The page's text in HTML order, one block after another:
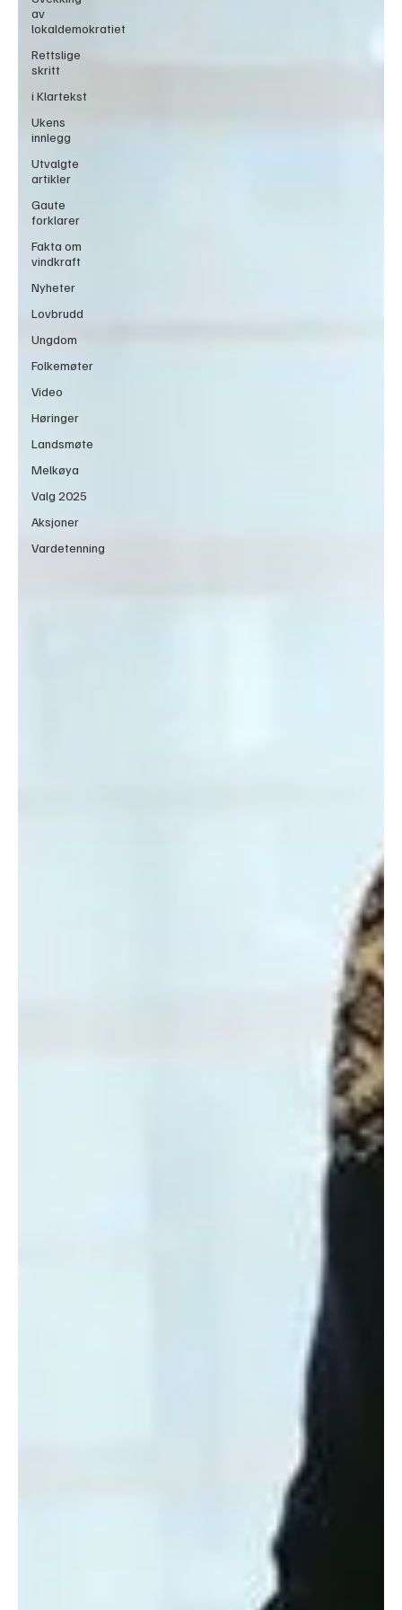
av
lokaldemokratiet
Rettslige
skritt
i Klartekst
Ukens
innlegg
Utvalgte
artikler
Gaute
forklarer
Fakta om
vindkraft
Nyheter
Lovbrudd
Ungdom
Folkemøter
Video
Høringer
Landsmøte
Melkøya
Valg 2025
Aksjoner
Vardetenning